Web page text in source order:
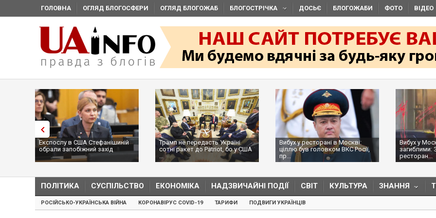
ГОЛОВНА ОГЛЯД БЛОГОСФЕРИ ОГЛЯД БЛОГОЖАБ БЛОГОСТРІЧКА ДОСЬЄ БЛОГОЖАБИ ФОТО ВІДЕО
Експослу в США Стефанішиній
обрали запобіжний захід
Трамп не передасть Україні
сотні ракет до Patriot, бо у США
...
Вибух у ресторані в Москві:
ціллю був головком ВКС Росії,
пр...
Вибух у
загиблими:
ресторан...
ПОЛІТИКА СУСПІЛЬСТВО ЕКОНОМІКА НАДЗВИЧАЙНІ ПОДІЇ СВІТ КУЛЬТУРА ЗНАННЯ
РОСІЙСЬКО-УКРАЇНСЬКА ВІЙНА КОРОНАВІРУС COVID-19 ТАРИФИ ПОДВИГИ УКРАЇНЦІВ